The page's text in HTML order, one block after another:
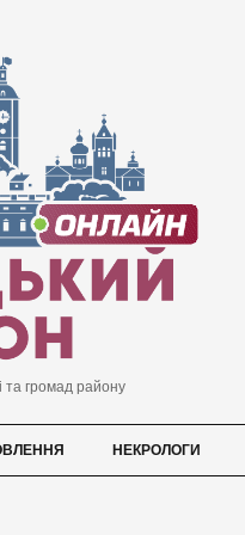
та громад району
НЕКРОЛОГИ